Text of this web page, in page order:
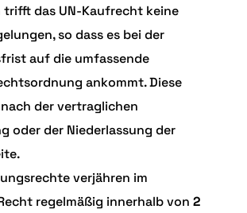
trifft das UN-Kaufrecht keine
so dass es bei der
auf die umfassende
ankommt. Diese
der vertraglichen
oder der Niederlassung der
verjähren im
regelmäßig innerhalb von2